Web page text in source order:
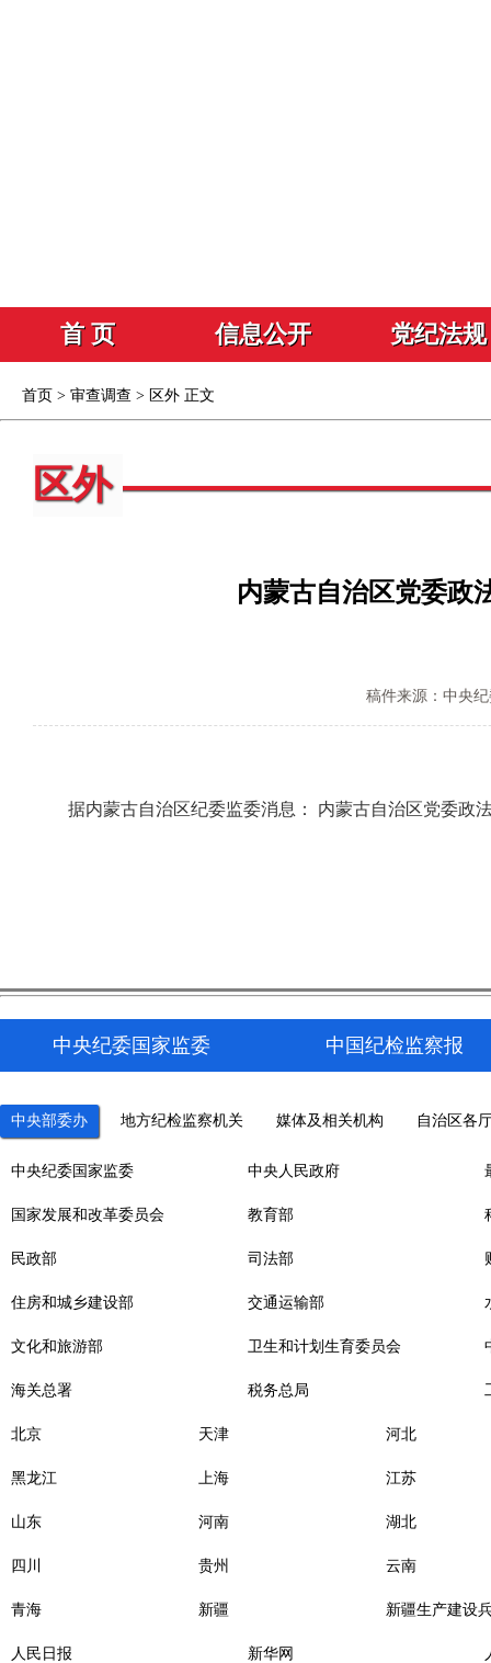
首 页 信息公开 党纪法规
首页 > 审查调查 > 区外 正文
区外
内蒙古自治区党委政
稿件来源：中央
据内蒙古自治区纪委监委消息： 内蒙古自治区党委政法
中央纪委国家监委 中国纪检监察报
中央部委办 地方纪检监察机关 媒体及相关机构 自治区各
中央纪委国家监委 中央人民政府
国家发展和改革委员会 教育部
民政部 司法部
住房和城乡建设部 交通运输部
文化和旅游部 卫生和计划生育委员会
海关总署 税务总局
北京 天津 河北
黑龙江 上海 江苏
山东 河南 湖北
四川 贵州 云南
青海 新疆 新疆生产建设
人民日报 新华网